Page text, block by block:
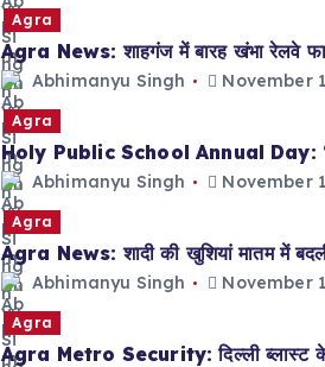
Agra
Agra News: शाहगंज में बारह खंभा रेलवे
Abhimanyu Singh November
Agra
Holy Public School Annual Day:
Abhimanyu Singh November
Agra
Agra News: शादी की खुशियां मातम में
Abhimanyu Singh November
Agra
Agra Metro Security: दिल्ली ब्लास्ट के